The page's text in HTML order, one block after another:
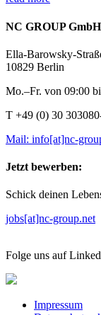
NC GROUP GmbH
Ella-Barowsky-
10829 Berlin
Mo.–Fr. von 09:00
T +49 (0) 30
Mail: info[at]nc-
Jetzt bewerben:
Schick deinen
jobs[at]nc-group.net
Folge uns auf
Impressum